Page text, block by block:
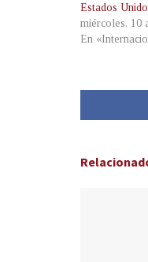
Estados
miércoles, 10
En